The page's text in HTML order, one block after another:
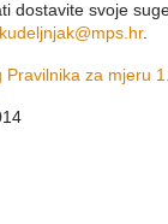
dostavite svoje
.
Pravilnika za mjeru